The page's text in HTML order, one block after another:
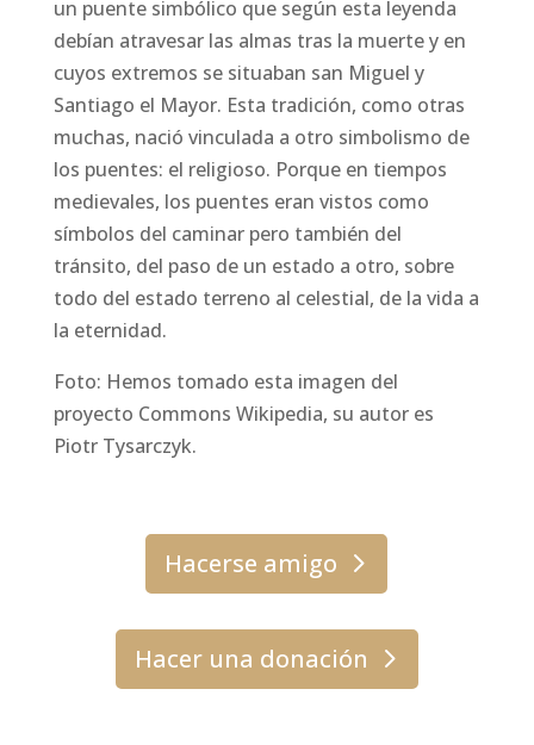
un puente simbólico que según esta leyenda
debían atravesar las almas tras la muerte y en
cuyos extremos se situaban san Miguel y
Santiago el Mayor. Esta tradición, como otras
muchas, nació vinculada a otro simbolismo de
los puentes: el religioso. Porque en tiempos
medievales, los puentes eran vistos como
símbolos del caminar pero también del
tránsito, del paso de un estado a otro, sobre
todo del estado terreno al celestial, de la vida a
la eternidad.
Foto: Hemos tomado esta imagen del
proyecto Commons Wikipedia, su autor es
Piotr Tysarczyk.
Hacerse amigo
Hacer una donación